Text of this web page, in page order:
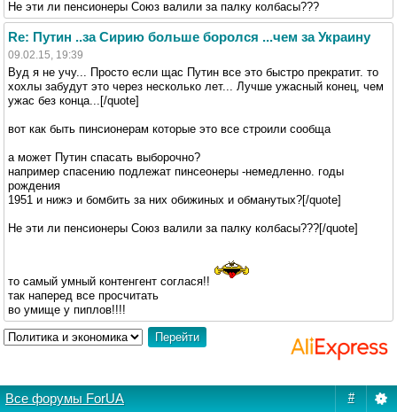
Не эти ли пенсионеры Союз валили за палку колбасы???
Re: Путин ..за Сирию больше боролся ...чем за Украину
09.02.15, 19:39
Вуд я не учу... Просто если щас Путин все это быстро прекратит. то
хохлы забудут это через несколько лет... Лучше ужасный конец, чем
ужас без конца...[/quote]
вот как быть пинсионерам которые это все строили сообща
а может Путин спасать выборочно?
например спасению подлежат пинсеонеры -немедленно. годы
рождения
1951 и нижэ и бомбить за них обижиных и обманутых?[/quote]
Не эти ли пенсионеры Союз валили за палку колбасы???[/quote]
то самый умный контенгент соглася!!
так наперед все просчитать
во умище у пиплов!!!!
Все форумы ForUA #